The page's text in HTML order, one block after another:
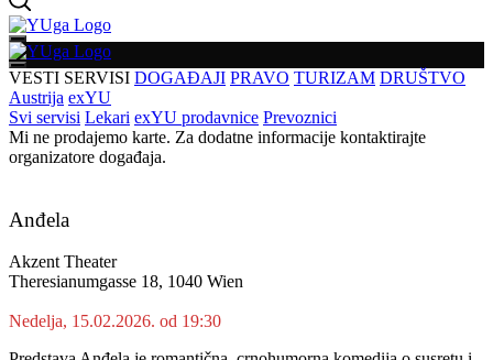
VESTI SERVISI DOGAĐAJI PRAVO TURIZAM DRUŠTVO
Austrija exYU
Svi servisi Lekari exYU prodavnice Prevoznici
Mi ne prodajemo karte. Za dodatne informacije kontaktirajte
organizatore događaja.
Anđela
Akzent Theater
Theresianumgasse 18, 1040 Wien
Nedelja, 15.02.2026. od 19:30